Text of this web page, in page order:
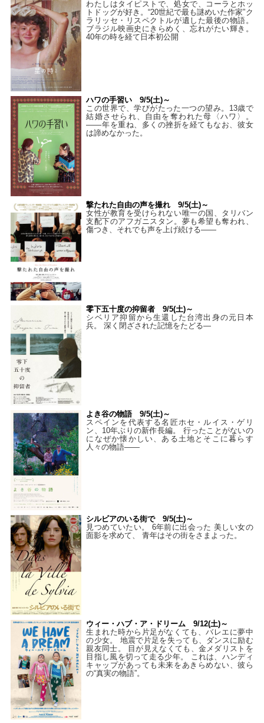
わたしはタイピストで、処⼥で、コーラとホッ
トドッグが好き。“20世紀で最も謎めいた作家”ク
ラリッセ・リスペクトルが遺した最後の物語。
ブラジル映画史にきらめく、忘れがたい輝き。
40年の時を経て⽇本初公開
ハワの手習い 9/5(土)～
この世界で、学びがたった一つの望み。13歳で
結婚させられ、自由を奪われた母〈ハワ〉。
——年を重ね、多くの挫折を経てもなお、彼女
は諦めなかった。
撃たれた自由の声を撮れ 9/5(土)～
女性が教育を受けられない唯一の国、タリバン
支配下のアフガニスタン。夢も希望も奪われ、
傷つき、それでも声を上げ続ける——
零下五十度の抑留者 9/5(土)～
シベリア抑留から生還した台湾出身の元日本
兵。 深く閉ざされた記憶をたどる—
よき谷の物語 9/5(土)～
スペインを代表する名匠ホセ・ルイス・ゲリ
ン、10年ぶりの新作長編。 行ったことがないの
になぜか懐かしい、ある土地とそこに暮らす
人々の物語――
シルビアのいる街で 9/5(土)～
見つめていたい。 6年前に出会った 美しい女の
面影を求めて、 青年はその街をさまよった。
ウィー・ハブ・ア・ドリーム 9/12(土)～
生まれた時から片足がなくても、バレエに夢中
の少女。 地震で片足を失っても、ダンスに励む
親友同士。 目が見えなくても、金メダリストを
目指し風を切って走る少年。 これは、ハンディ
キャップがあっても未来をあきらめない、彼ら
の“真実の物語”。